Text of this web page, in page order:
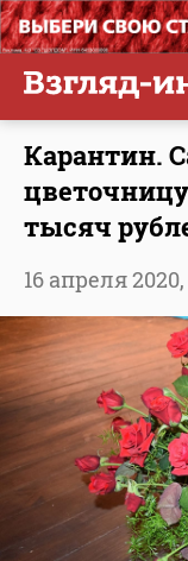
Карантин.
тысяч
16 апреля 2020,